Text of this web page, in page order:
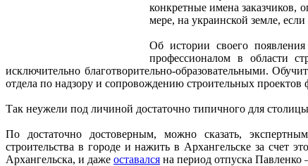
конкретные имена заказчиков,
мере, на украинской земле,
Об истории своего
профессионалом в области
исключительно благотворительно-образовательными.
отдела по надзору и сопровождению строительных
Так неужели под личиной достаточно типичного для
По достаточно достоверным, можно сказать,
строительства в городе и нажить в Архангельске за счет
Архангельска, и даже оставался на период отпуска